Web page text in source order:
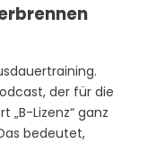
der für die
„B-Lizenz“ ganz
bedeutet,